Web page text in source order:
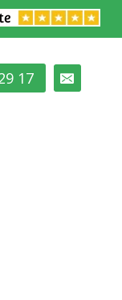
17